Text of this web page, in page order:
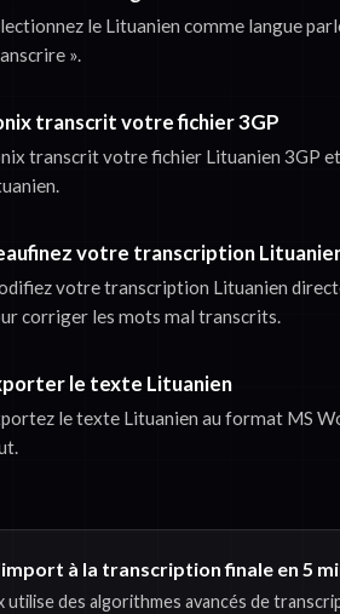
le Lituanien comme langue
».
transcrit votre fichier 3GP
transcrit votre fichier Lituanien 3GP
votre transcription
votre transcription Lituanien
corriger les mots mal transcrits.
le texte Lituanien
le texte Lituanien au format MS
à la transcription finale en 5
utilise des algorithmes avancés de